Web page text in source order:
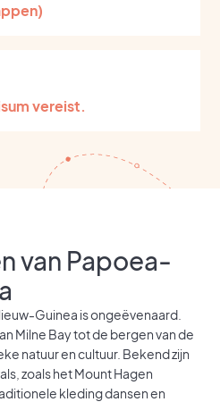
vereist.
van Papoea-
Guinea is ongeëvenaard.
Milne Bay tot de bergen van de
natuur en cultuur. Bekend zijn
zoals het Mount Hagen
kleding dansen en